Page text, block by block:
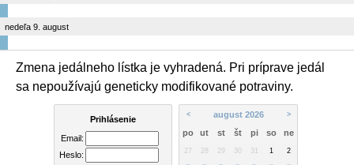
nedeľa 9. august
Zmena jedálneho lístka je vyhradená. Pri príprave jedál
sa nepoužívajú geneticky modifikované potraviny.
Prihlásenie
Email:
Heslo:
< august 2026 >
po ut st št pi so ne
27 28 29 30 31 1 2